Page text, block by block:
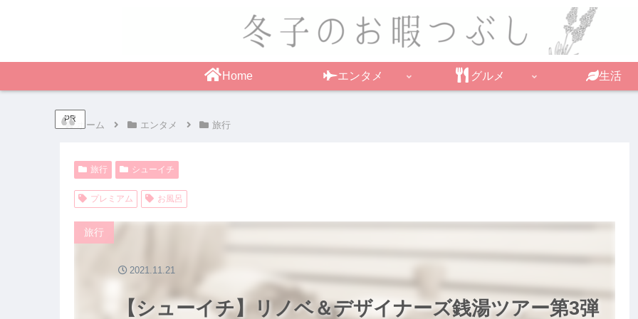
Home エンタメ グルメ 生活
PR
ホーム エンタメ 旅行
旅行 シューイチ
プレミアム お風呂
【シューイチ】リノベ＆デザイナーズ銭湯ツアー第3弾
旅行
2021.11.21